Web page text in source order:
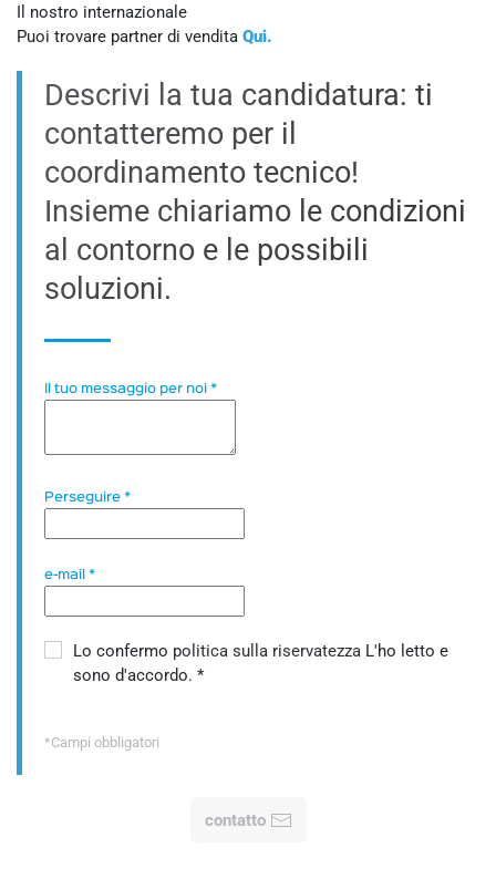
Il nostro internazionale
Puoi trovare partner di vendita Qui.
Descrivi la tua candidatura: ti
contatteremo per il
coordinamento tecnico!
Insieme chiariamo le condizioni
al contorno e le possibili
soluzioni.
Il tuo messaggio per noi *
Perseguire *
e-mail *
Lo confermo politica sulla riservatezza L'ho letto e
sono d'accordo. *
*Campi obbligatori
contatto